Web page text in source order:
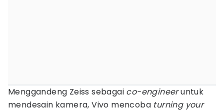
Menggandeng Zeiss sebagai co-engineeruntuk
mendesain kamera, Vivo mencoba turning your